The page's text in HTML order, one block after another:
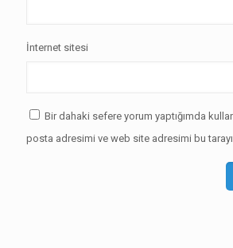
İnternet sitesi
Bir dahaki sefere yorum yaptığımda
posta adresimi ve web site adresimi bu